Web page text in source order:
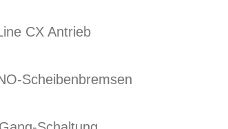
CX Antrieb
Scheibenbremsen